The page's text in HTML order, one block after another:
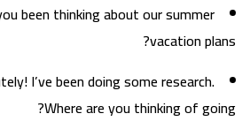
been thinking about our summer
vacation plans?
I’ve been doing some research.
Where are you thinking of going?